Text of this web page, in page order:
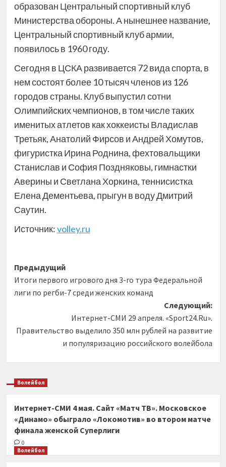
образован Центральный спортивный клуб
Министерства обороны. А нынешнее название,
Центральный спортивный клуб армии,
появилось в 1960 году.
Сегодня в ЦСКА развивается 72 вида спорта, в
нем состоят более 10 тысяч членов из 126
городов страны. Клуб выпустил сотни
Олимпийских чемпионов, в том числе таких
именитых атлетов как хоккеисты Владислав
Третьяк, Анатолий Фирсов и Андрей Хомутов,
фигуристка Ирина Роднина, фехтовальщики
Станислав и София Поздняковы, гимнастки
Аверины и Светлана Хоркина, теннисистка
Елена Дементьева, прыгун в воду Дмитрий
Саутин.
Источник:volley.ru
Навигация
записи
Предыдущий
Итоги первого игрового дня 3-го тура Федеральной
лиги по регби-7 среди женских команд
Следующий:
Интернет-СМИ 29 апреля. «Sport24.Ru».
Правительство выделило 350 млн рублей на развитие
и популяризацию российского волейбола
Волейбол
Интернет-СМИ 4 мая. Сайт «Матч ТВ». Московское
«Динамо» обыграло «Локомотив» во втором матче
финала женской Суперлиги
0
Волейбол